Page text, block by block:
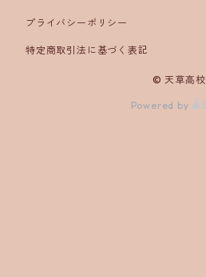
ロールケーキ
プライバシーポリシー
特定商取引法に基づく表記
© 天草高校
Powered by